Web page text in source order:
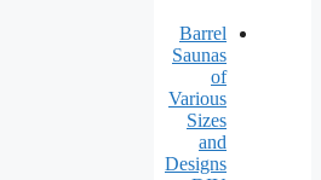
Barrel
Saunas
of
Various
Sizes
and
Designs